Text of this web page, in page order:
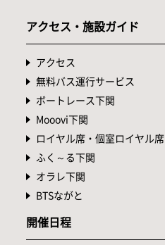
アクセス・施設ガイド
アクセス
無料バス運行サービス
ボートレース下関
Mooovi下関
ロイヤル席・個室ロイヤル席
ふく～る下関
オラレ下関
BTSながと
開催日程